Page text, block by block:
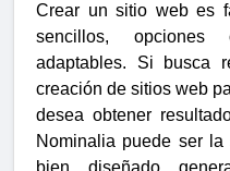
Crear un sitio web es
sencillos, opciones
adaptables. Si busca
creación de sitios web
desea obtener
Nominalia puede ser